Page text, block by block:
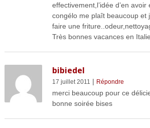
effectivement,l’idée d’en
congélo me plaît beaucoup et
faire une
Très bonnes vacances en
bibiedel
17 juillet 2011 | Répondre
merci beaucoup pour ce
bonne soirée bises